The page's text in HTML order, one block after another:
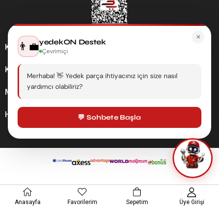
Kategoriler
Kurumsal
Müşteri Hizmetleri
Hesabım
×
👨‍💼yedekON Destek
Çevrimiçi
Merhaba! 👋 Yedek parça ihtiyacınız için size nasıl
yardımcı olabiliriz?
💬 Sohbete Başla
Anasayfa Favorilerim Sepetim Üye Girişi